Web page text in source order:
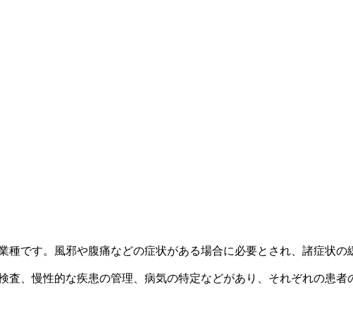
です。風邪や腹痛などの症状がある場合に必要とされ、諸症状の
、慢性的な疾患の管理、病気の特定などがあり、それぞれの患者